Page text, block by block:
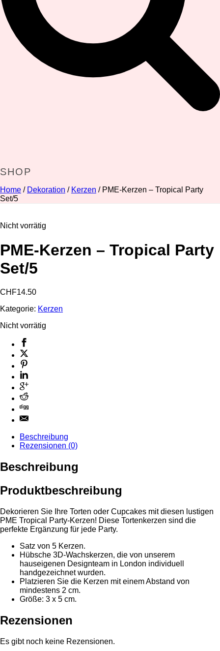
SHOP
Home / Dekoration / Kerzen / PME-Kerzen – Tropical Party
Set/5
Nicht vorrätig
PME-Kerzen – Tropical Party
Set/5
CHF14.50
Kategorie: Kerzen
Nicht vorrätig
Beschreibung
Rezensionen (0)
Beschreibung
Produktbeschreibung
Dekorieren Sie Ihre Torten oder Cupcakes mit diesen lustigen
PME Tropical Party-Kerzen! Diese Tortenkerzen sind die
perfekte Ergänzung für jede Party.
Satz von 5 Kerzen.
Hübsche 3D-Wachskerzen, die von unserem
hauseigenen Designteam in London individuell
handgezeichnet wurden.
Platzieren Sie die Kerzen mit einem Abstand von
mindestens 2 cm.
Größe: 3 x 5 cm.
Rezensionen
Es gibt noch keine Rezensionen.